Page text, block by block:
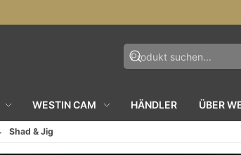
WESTIN CAM HÄNDLER ÜBER
Shad & Jig